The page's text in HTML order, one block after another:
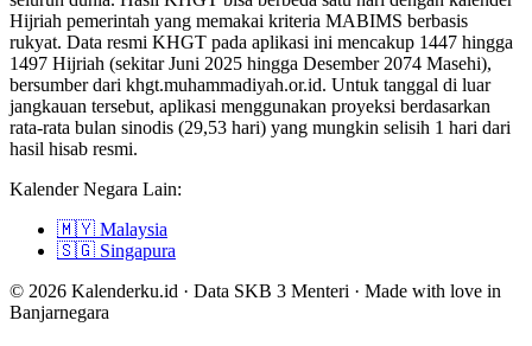
Hijriah pemerintah yang memakai kriteria MABIMS berbasis
rukyat. Data resmi KHGT pada aplikasi ini mencakup 1447 hingga
1497 Hijriah (sekitar Juni 2025 hingga Desember 2074 Masehi),
bersumber dari khgt.muhammadiyah.or.id. Untuk tanggal di luar
jangkauan tersebut, aplikasi menggunakan proyeksi berdasarkan
rata-rata bulan sinodis (29,53 hari) yang mungkin selisih 1 hari dari
hasil hisab resmi.
Kalender Negara Lain:
🇲🇾 Malaysia
🇸🇬 Singapura
© 2026 Kalenderku.id · Data SKB 3 Menteri · Made with love in
Banjarnegara